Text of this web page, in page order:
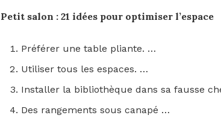
Petit salon : 21 idées pour optimiser l’espace
Préférer une table pliante. …
Utiliser tous les espaces. …
Installer la bibliothèque dans sa fausse
Des rangements sous canapé …